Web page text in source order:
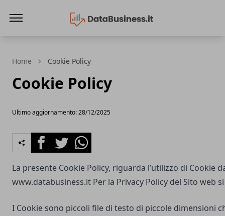
Home Cookie Policy
Cookie Policy
Ultimo aggiornamento: 28/12/2025
FacebookTwitterWhatsapp
La presente Cookie Policy, riguarda l’utilizzo di Cookie
www.databusiness.it Per la Privacy Policy del Sito web
I Cookie sono piccoli file di testo di piccole dimensioni